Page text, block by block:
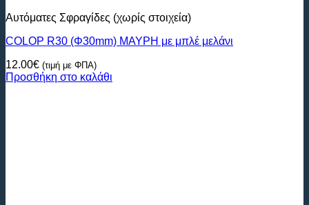
Αυτόματες Σφραγίδες (χωρίς στοιχεία)
COLOP R30 (Φ30mm) ΜΑΥΡΗ με μπλέ μελάνι
12.00€ (τιμή με ΦΠΑ)
Προσθήκη στο καλάθι